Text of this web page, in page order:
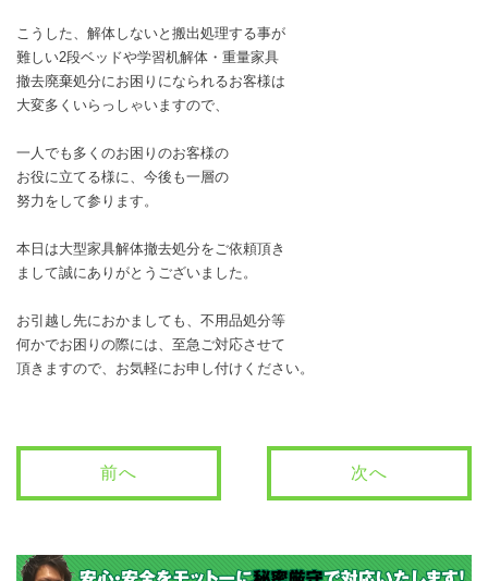
こうした、解体しないと搬出処理する事が
難しい2段ベッドや学習机解体・重量家具
撤去廃棄処分にお困りになられるお客様は
大変多くいらっしゃいますので、
一人でも多くのお困りのお客様の
お役に立てる様に、今後も一層の
努力をして参ります。
本日は大型家具解体撤去処分をご依頼頂き
まして誠にありがとうございました。
お引越し先におかましても、不用品処分等
何かでお困りの際には、至急ご対応させて
頂きますので、お気軽にお申し付けください。
前へ 次へ